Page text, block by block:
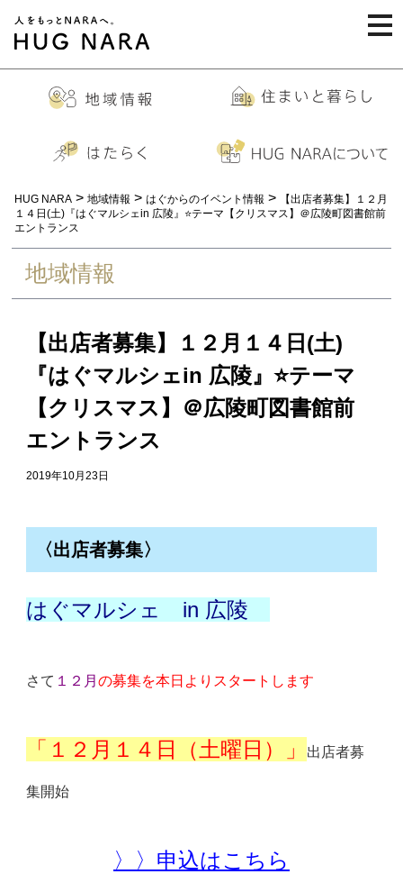
HUG NARA > 地域情報 > はぐからのイベント情報 >
【出店者募集】１２月
１４日(土)『はぐマルシェin 広陵』⭐️テーマ【クリスマス】＠広陵町図書館前
エントランス
地域情報
【出店者募集】１２月１４日(土)
『はぐマルシェin 広陵』⭐️テーマ
【クリスマス】＠広陵町図書館前
エントランス
2019年10月23日
〈出店者募集〉
はぐマルシェ in 広陵
さて １２月の募集を本日よりスタートします
「１２月１４日（土曜日）」 出店者募
集開始
〉〉申込はこちら